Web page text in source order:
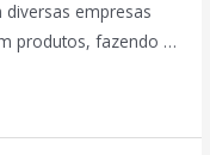
empresas
produtos, fazendo …